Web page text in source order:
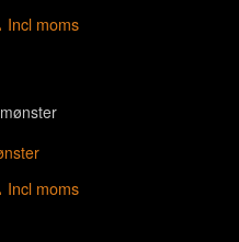
Incl moms
Incl moms